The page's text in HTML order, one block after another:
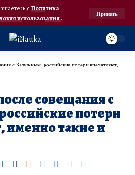
с Политика
использования.
Принять
российские потери впечатляют, именно такие и нужны
совещания с
потери
именно такие и